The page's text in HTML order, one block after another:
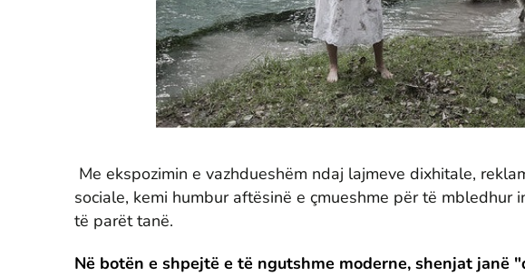
Me ekspozimin e vazhdueshëm ndaj lajmeve dixhitale,
sociale, kemi humbur aftësinë e çmueshme për të mbledhur
të parët tanë.
Në botën e shpejtë e të ngutshme moderne, shenjat janë